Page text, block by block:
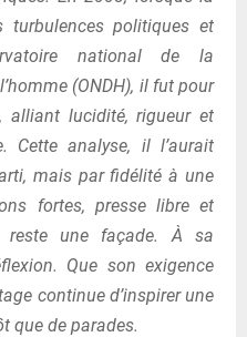
turbulences politiques et
national de la
(ONDH), il fut pour
alliant lucidité, rigueur et
Cette analyse, il l’aurait
mais par fidélité à une
fortes, presse libre et
reste une façade. À sa
Que son exigence
continue d’inspirer une
que de parades.